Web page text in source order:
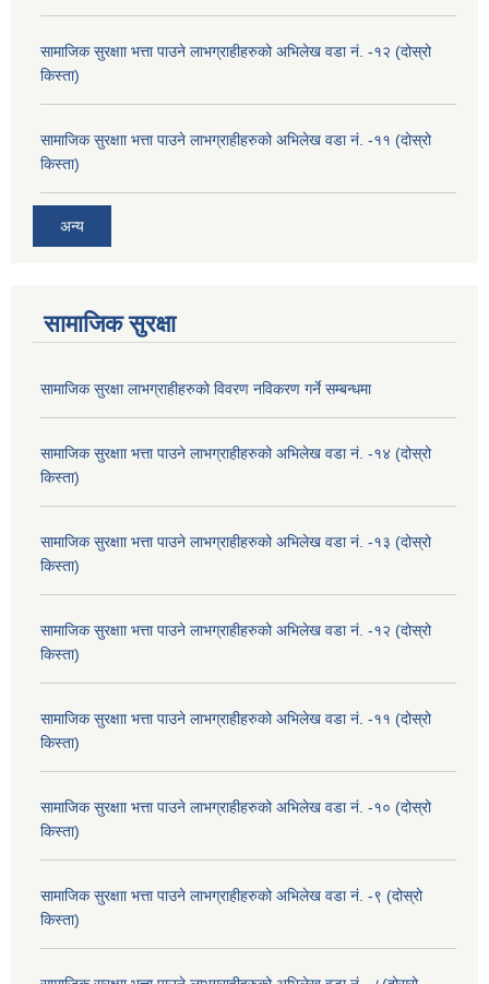
सामाजिक सुरक्षाा भत्ता पाउने लाभग्राहीहरुको अभिलेख वडा नं. -१२ (दोस्रो
किस्ता)
सामाजिक सुरक्षाा भत्ता पाउने लाभग्राहीहरुको अभिलेख वडा नं. -११ (दोस्रो
किस्ता)
अन्य
सामाजिक सुरक्षा
सामाजिक सुरक्षा लाभग्राहीहरुको विवरण नविकरण गर्ने सम्बन्धमा
सामाजिक सुरक्षाा भत्ता पाउने लाभग्राहीहरुको अभिलेख वडा नं. -१४ (दोस्रो
किस्ता)
सामाजिक सुरक्षाा भत्ता पाउने लाभग्राहीहरुको अभिलेख वडा नं. -१३ (दोस्रो
किस्ता)
सामाजिक सुरक्षाा भत्ता पाउने लाभग्राहीहरुको अभिलेख वडा नं. -१२ (दोस्रो
किस्ता)
सामाजिक सुरक्षाा भत्ता पाउने लाभग्राहीहरुको अभिलेख वडा नं. -११ (दोस्रो
किस्ता)
सामाजिक सुरक्षाा भत्ता पाउने लाभग्राहीहरुको अभिलेख वडा नं. -१० (दोस्रो
किस्ता)
सामाजिक सुरक्षाा भत्ता पाउने लाभग्राहीहरुको अभिलेख वडा नं. -९ (दोस्रो
किस्ता)